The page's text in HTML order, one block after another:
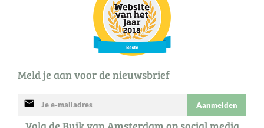
Meld je aan voor de nieuwsbrief
mail Aanmelden